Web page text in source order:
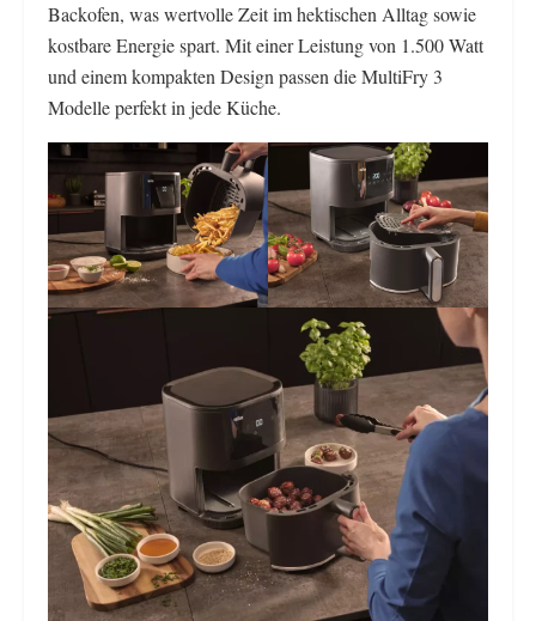
Backofen, was wertvolle Zeit im hektischen Alltag sowie
kostbare Energie spart. Mit einer Leistung von 1.500 Watt
und einem kompakten Design passen die MultiFry 3
Modelle perfekt in jede Küche.